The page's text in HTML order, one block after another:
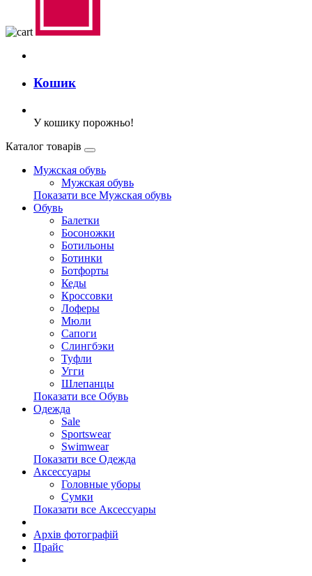
Кошик
У кошику порожньо!
Каталог товарів
Мужская обувь
Мужская обувь
Показати все Мужская обувь
Обувь
Балетки
Босоножки
Ботильоны
Ботинки
Ботфорты
Кеды
Кроссовки
Лоферы
Мюли
Сапоги
Слингбэки
Туфли
Угги
Шлепанцы
Показати все Обувь
Одежда
Sale
Sportswear
Swimwear
Показати все Одежда
Аксессуары
Головные уборы
Сумки
Показати все Аксессуары
Архів фотографій
Прайс